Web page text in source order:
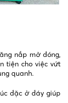
nắp mở đóng,
tiện cho việc vứt
quanh.
đặc ở đáy giúp